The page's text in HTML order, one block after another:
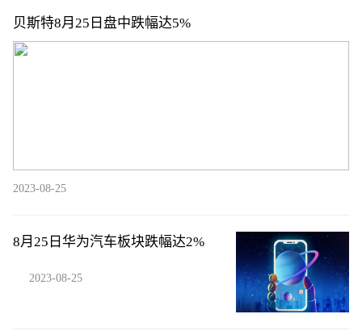
贝斯特8月25日盘中跌幅达5%
2023-08-25
8月25日华为汽车板块跌幅达2%
2023-08-25